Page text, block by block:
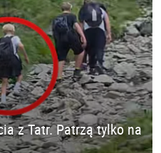
z Tatr. Patrzą tylko na